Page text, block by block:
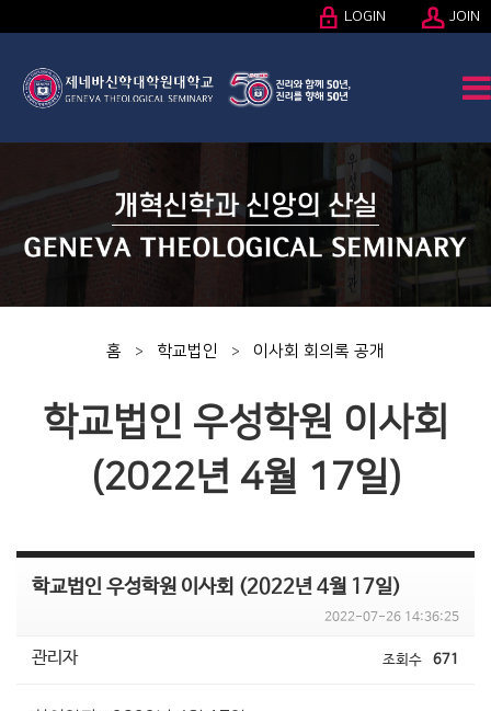
LOGIN JOIN
홈 > 학교법인 > 이사회 회의록 공개
학교법인 우성학원 이사회
(2022년 4월 17일)
학교법인 우성학원 이사회 (2022년 4월 17일)
2022-07-26 14:36:25
관리자 조회수 671